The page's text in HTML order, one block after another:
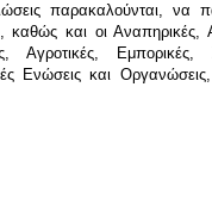
παρακαλούνται, να
και οι Αναπηρικές,
Αγροτικές, Εμπορικές,
Ενώσεις και